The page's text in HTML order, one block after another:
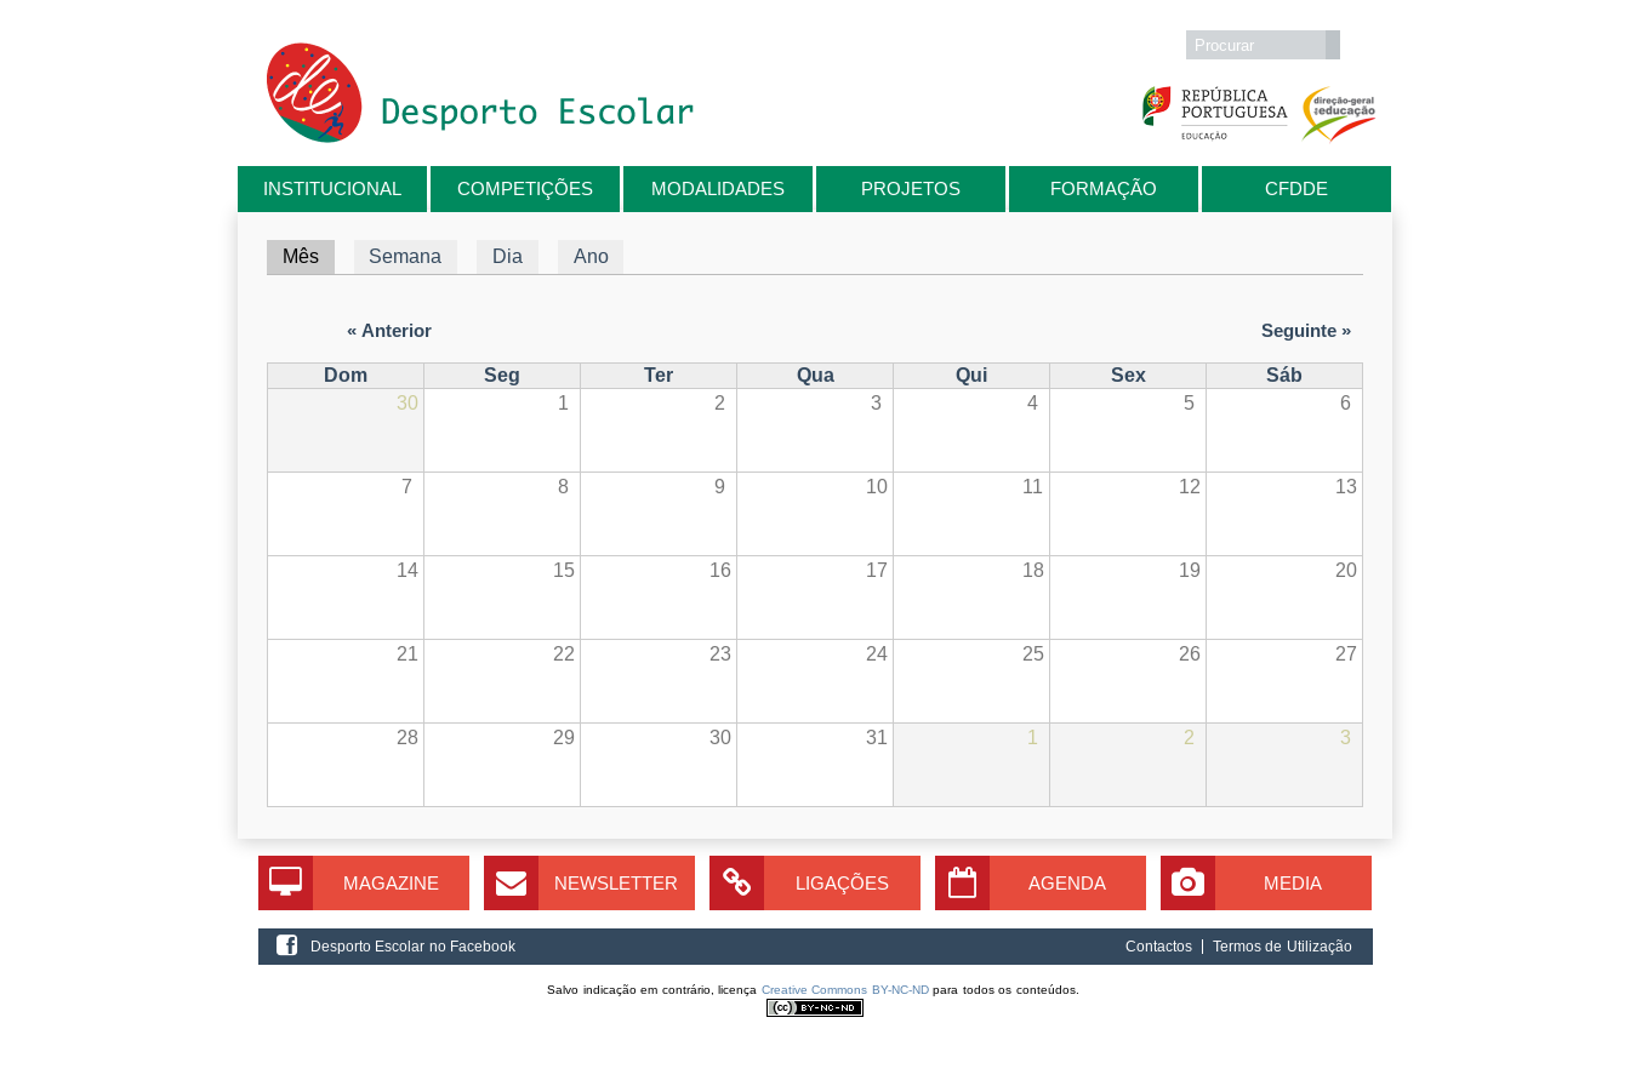
Formulário de procura
Procurar
INSTITUCIONAL COMPETIÇÕES MODALIDADES PROJETOS FORMAÇÃO CFDDE
Está aqui
Separadores primários
Mês(separador ativo)
Semana Dia Ano
« Anterior Seguinte »
Dom Seg Ter Qua Qui Sex
Sáb
30
1 2 3 4 5 6
7 8 9 10 11 12 13
14 15 16 17 18 19 20
21 22 23 24 25 26 27
28 29 30 31 1 2 3
MAGAZINE NEWSLETTER LIGAÇÕES AGENDA MEDIA
Desporto Escolar no Facebook Contactos Termos de Utilização
Salvo indicação em contrário, licença Creative Commons BY-NC-NDpara todos os conteúdos.